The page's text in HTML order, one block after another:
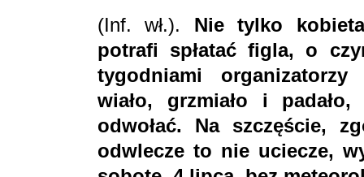
(Inf. wł.). Nie tylko
potrafi spłatać figla, o
tygodniami
wiało, grzmiało i
odwołać. Na szczęście,
odwlecze to nie uciecze,